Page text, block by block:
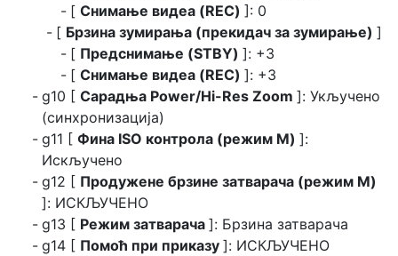
[ Снимање видеа (REC) ]: 0
[ Брзина зумирања (прекидач за зумирање) ]
[ Предснимање (STBY) ]: +3
[ Снимање видеа (REC) ]: +3
g10 [ Сарадња Power/Hi-Res Zoom ]: Укључено
(синхронизација)
g11 [ Фина ISO контрола (режим M) ]:
Искључено
g12 [ Продужене брзине затварача (режим M)
]: ИСКЉУЧЕНО
g13 [ Режим затварача ]: Брзина затварача
g14 [ Помоћ при приказу ]: ИСКЉУЧЕНО